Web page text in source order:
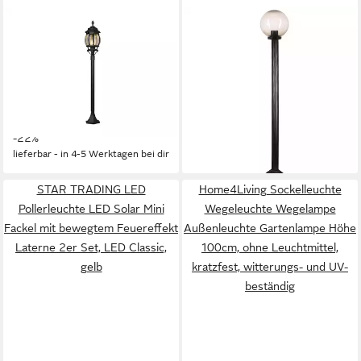
TRIO LEUCHTEN
LED Pollerleuchte, LED
wechselbar, Warmweiß,
Gartenleuchten Strom 100cm
107,98 €
-22%
lieferbar - in 4-5 Werktagen bei dir
Sockelleuchte Wegeleuchte
Wegelampe Außenleuchte
Gartenlampe Höhe 145cm,
ohne Leuchtmittel, kratzfest,
witterungs- und UV-
STAR TRADING LED
Pollerleuchte LED Solar Mini
Fackel mit bewegtem Feuereffekt
Laterne 2er Set, LED Classic,
gelb
Home4Living Sockelleuchte
Wegeleuchte Wegelampe
Außenleuchte Gartenlampe Höhe
100cm, ohne Leuchtmittel,
kratzfest, witterungs- und UV-
beständig